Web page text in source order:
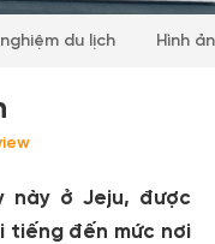
nghiệm du lịch Hình
này ở Jeju, được
tiếng đến mức nơi